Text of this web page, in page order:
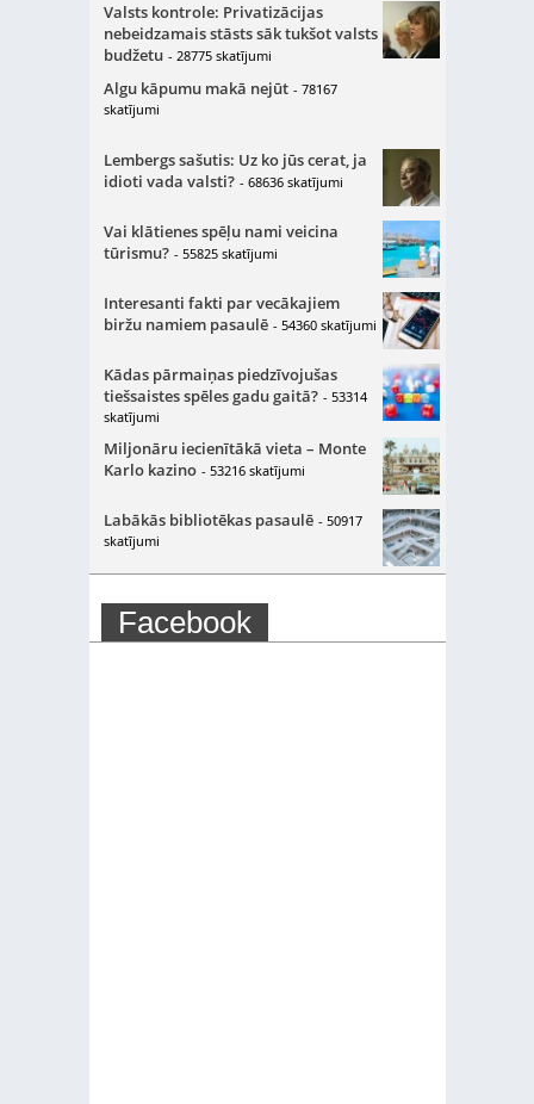
Valsts kontrole: Privatizācijas
nebeidzamais stāsts sāk tukšot valsts
budžetu - 28775 skatījumi
Algu kāpumu makā nejūt - 78167
skatījumi
Lembergs sašutis: Uz ko jūs cerat, ja
idioti vada valsti? - 68636 skatījumi
Vai klātienes spēļu nami veicina
tūrismu? - 55825 skatījumi
Interesanti fakti par vecākajiem
biržu namiem pasaulē - 54360 skatījumi
Kādas pārmaiņas piedzīvojušas
tiešsaistes spēles gadu gaitā? - 53314
skatījumi
Miljonāru iecienītākā vieta – Monte
Karlo kazino - 53216 skatījumi
Labākās bibliotēkas pasaulē - 50917
skatījumi
Facebook